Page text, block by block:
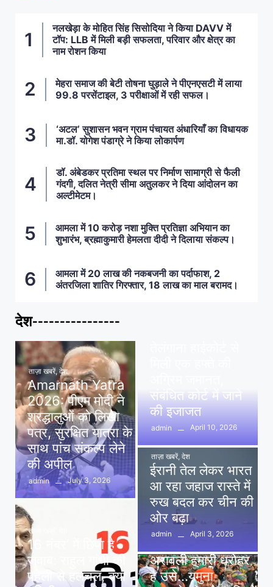
नलखेड़ा के मोहित सिंह सिसोदिया ने किया DAVV में
टॉप: LLB में मिली बड़ी सफलता, परिवार और क्षेत्र का
नाम रोशन किया
मेहरा समाज की बेटी तोषना घुड़ाले ने पीएनएसटी में लाया
99.8 परसेंटाइल, 3 परीक्षाओं में रही सफल।
‘अटल’ सुशासन भवन ग्राम पंचायत अंधारियाँ का विधायक
मा.डॉ. योगेश पंडाग्रे ने किया लोकार्पण
डॉ. अंबेडकर प्रतिमा स्थल पर निर्माण सामाग्री से फैली
गंदगी, दलित नेत्री सीमा अतुलकर ने दिया आंदोलन का
अल्टीमेटम।
आमला में 10 करोड़ नशा मुक्ति प्रतिज्ञा अभियान का
शुभारंभ, ब्रह्माकुमारी हेमलता दीदी ने दिलाया संकल्प।
आमला में 20 लाख की नकबजनी का पर्दाफाश, 2
अंतरजिला शातिर गिरफ्तार, 18 लाख का माल बरामद।
देश----------------
ताज़ा खबरें, देश
Amarnath Yatra
2026: पीएम मोदी ने
श्रद्धालुओं को लिखा
पत्र, सुरक्षित यात्रा के
साथ पांच संकल्प लेने
की अपील
admin July 3, 2026
ताज़ा खबरें
16 नंबर’ में छिपा है
जवाब: राहुल गांधी की
पहेली से हलचल, क्या
संबंधित कोर्ट में जाने
की इजाजत
admin April 10, 2026
ताज़ा खबरें, देश
ईरानी तेल लेकर भारत
आ रहा जहाज रास्ते में
रुख बदल कर चीन की
ओर बढ़ा
admin
April 3, 2026
अरावली हमारी धरोहर
है उसे…यमुना